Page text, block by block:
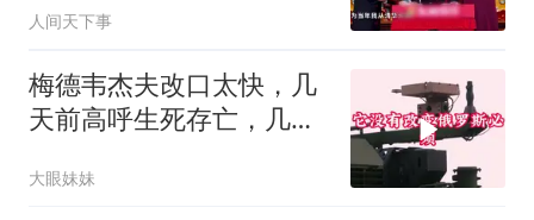
人间天下事
梅德韦杰夫改口太快，几
天前高呼生死存亡，几天
大眼妹妹